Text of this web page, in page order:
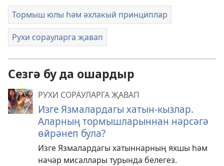
Тормыш юлы һәм әхлакый принциплар
Рухи сорауларга җавап
Сезгә бу да ошардыр
РУХИ СОРАУЛАРГА ҖАВАП
Изге Язмалардагы хатын-кызлар.
Аларның тормышларыннан нәрсәгә
өйрәнеп була?
Изге Язмалардагы хатыннарның яхшы һәм
начар мисаллары турында белегез.